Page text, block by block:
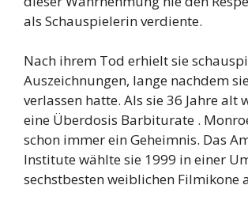
als Schauspielerin verdiente.
Nach ihrem Tod erhielt sie
Auszeichnungen, lange nachdem
verlassen hatte. Als sie 36 Jahre alt
eine Überdosis Barbiturate .
schon immer ein Geheimnis. Das
Institute wählte sie 1999 in einer
sechstbesten weiblichen Filmikone